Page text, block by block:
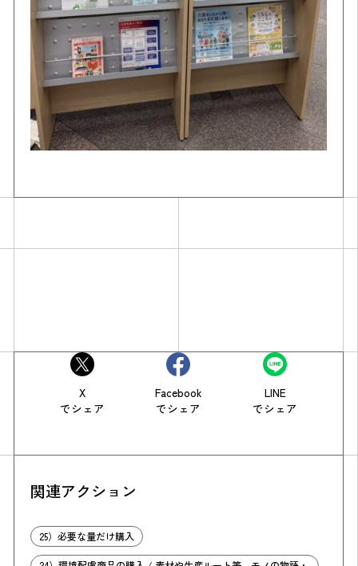
X
でシェア
Facebook
でシェア
LINE
でシェア
関連アクション
25）必要な量だけ購入